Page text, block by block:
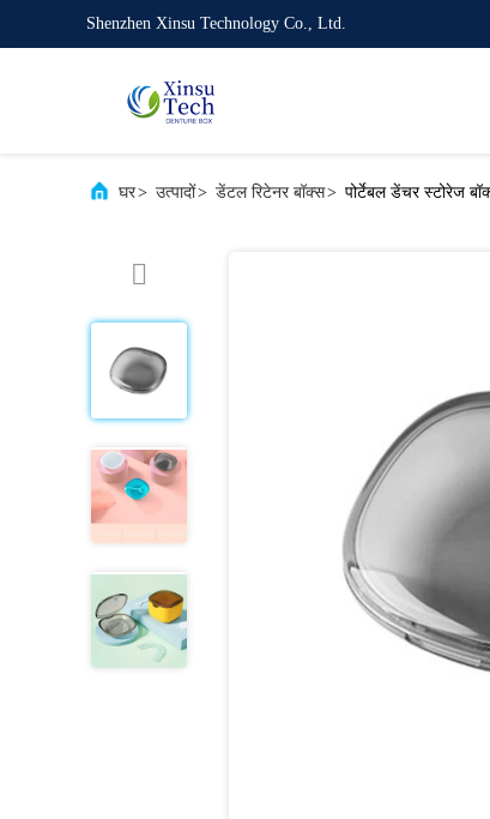
Shenzhen Xinsu Technology Co., Ltd.
घर> उत्पादों> डेंटल रिटेनर बॉक्स> पोर्टेबल डेंचर स्टोरेज